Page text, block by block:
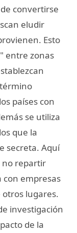
convertirse
eludir
Esto
entre zonas
países con
se utiliza
que la
secreta. Aquí
no repartir
empresas
otros lugares.
investigación
de la